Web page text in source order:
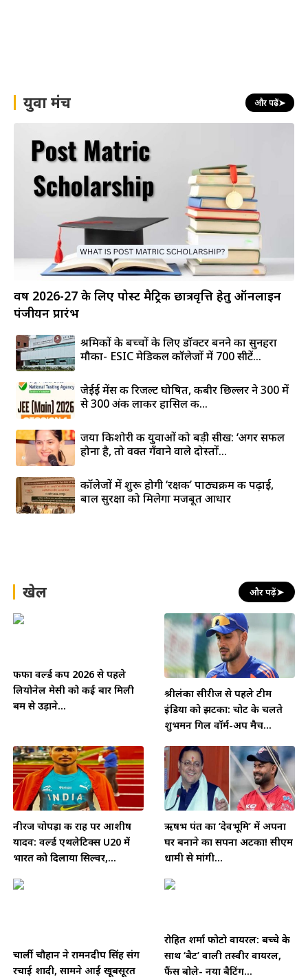
युवा मंच और पढ़ें➤
वर्ष 2026-27 के लिए पोस्ट मैट्रिक छात्रवृत्ति हेतु ऑनलाइन
पंजीयन प्रारंभ
श्रमिकों के बच्चों के लिए डॉक्टर बनने का सुनहरा
मौका- ESIC मेडिकल कॉलेजों में 700 सीटें...
जेईई मेंस की रिजल्ट घोषित, कबीर छिल्लर ने 300 में
से 300 अंक लाकर हासिल की...
जया किशोरी की युवाओं को बड़ी सीख: ‘अगर सफल
होना है, तो वक्त गँवाने वाले दोस्तों...
कॉलेजों में शुरू होगी ‘रक्षक’ पाठ्यक्रम की पढ़ाई,
बाल सुरक्षा को मिलेगा मजबूत आधार
खेल और पढ़ें➤
फीफा वर्ल्ड कप 2026 से पहले
लियोनेल मेसी को कई बार मिली
बम से उड़ाने...
श्रीलंका सीरीज से पहले टीम
इंडिया को झटका: चोट के चलते
शुभमन गिल वॉर्म-अप मैच...
नीरज चोपड़ा की राह पर आशीष
यादव: वर्ल्ड एथलेटिक्स U20 में
भारत को दिलाया सिल्वर,...
ऋषभ पंत का ‘देवभूमि’ में अपना
घर बनाने का सपना अटका! सीएम
धामी से मांगी...
चार्ली चौहान ने रामनदीप सिंह संग
रचाई शादी, सामने आईं खूबसूरत
रोहित शर्मा फोटो वायरल: बच्चे के
साथ ‘बैट’ वाली तस्वीर वायरल,
फैंस बोले- नया बैटिंग...